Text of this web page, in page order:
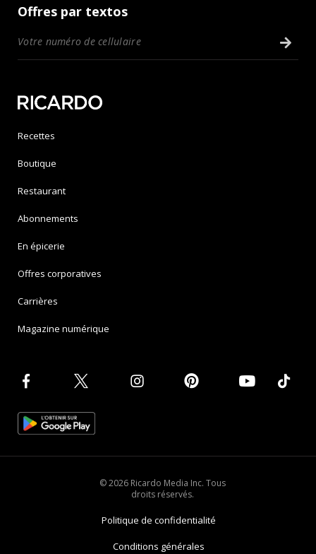
Offres par textos
Recettes
Boutique
Restaurant
Abonnements
En épicerie
Offres corporatives
Carrières
Magazine numérique
© 2026 Ricardo Media Inc. Tous
droits réservés.
Politique de confidentialité
Conditions générales